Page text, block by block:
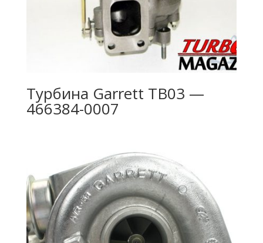
Турбина Garrett TB03 —
466384-0007